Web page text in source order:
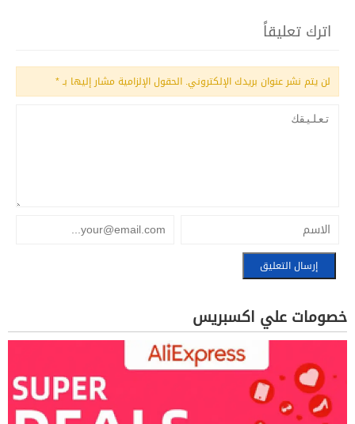
اترك تعليقاً
لن يتم نشر عنوان بريدك الإلكتروني. الحقول الإلزامية مشار إليها بـ*
خصومات علي اكسبريس